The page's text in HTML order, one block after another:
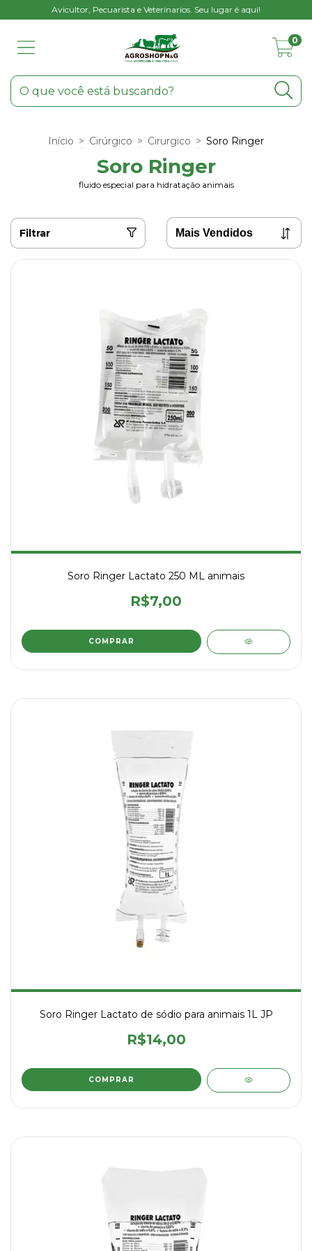
Avicultor, Pecuarista e Veterinarios. Seu lugar é aqui!
0
Início > Cirúrgico > Cirurgico > Soro Ringer
Soro Ringer
fluido especial para hidratação animais
Filtrar
Soro Ringer Lactato 250 ML animais
R$7,00
Soro Ringer Lactato de sódio para animais 1L JP
R$14,00